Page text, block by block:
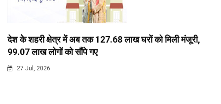
देश के शहरी क्षेत्र में अब तक 127.68 लाख घरों को मिली मंजूरी,
99.07 लाख लोगों को सौंपे गए
27 Jul, 2026